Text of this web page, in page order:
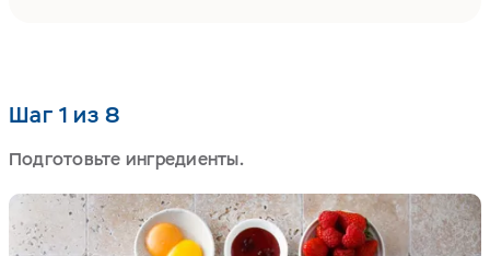
Шаг 1 из 8
Подготовьте ингредиенты.